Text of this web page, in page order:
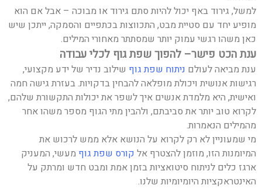
למשל, גירוד באף יכול להיות סתם גירוד או מבוכה – אבל אם הוא
מופיע יחד עם סטיית מבט, התכווצות בכתפיים והסמקה, ייתכן שיש
כאן משהו רגשי עמוק יותר שמסתתר מאחורי המילים.
ענת הכט פישר– להפוך שפת גוף לכלי עבודה
ענת מביאה לעולם ניתוח שפת גוף שילוב נדיר של ידע מקצועי,
רגישות אנושית ויכולת מופלאה להבחין בדקויות. בעזרת גישה חמה
ואישית, היא מלמדת אנשים איך לשפר את יכולות התקשורת שלהם,
לקרוא טוב יותר את סביבתם, ולהבין מתי הגוף מספר משהו אחר
מהמילים הנאמרות.
מי שמעוניין לא רק לקרוא על הנושא אלא ממש לרכוש את
המיומנות הזו, מוזמן להצטרף אל קורס שפת גוף מעשי, המעניק
ארגז כלים לניתוח סיטואציות בזמן אמת ומבט חדש ומרתק על
האינטראקציות היומיומיות שלנו.